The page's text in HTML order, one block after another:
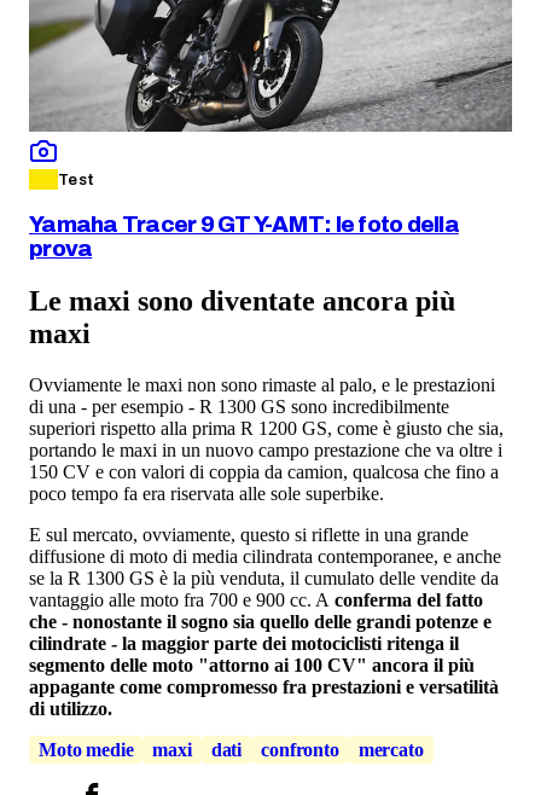
Test
Yamaha Tracer 9 GT Y-AMT: le foto della
prova
Le maxi sono diventate ancora più
maxi
Ovviamente le maxi non sono rimaste al palo, e le prestazioni
di una - per esempio - R 1300 GS sono incredibilmente
superiori rispetto alla prima R 1200 GS, come è giusto che sia,
portando le maxi in un nuovo campo prestazione che va oltre i
150 CV e con valori di coppia da camion, qualcosa che fino a
poco tempo fa era riservata alle sole superbike.
E sul mercato, ovviamente, questo si riflette in una grande
diffusione di moto di media cilindrata contemporanee, e anche
se la R 1300 GS è la più venduta, il cumulato delle vendite da
vantaggio alle moto fra 700 e 900 cc. A conferma del fatto
che - nonostante il sogno sia quello delle grandi potenze e
cilindrate - la maggior parte dei motociclisti ritenga il
segmento delle moto "attorno ai 100 CV" ancora il più
appagante come compromesso fra prestazioni e versatilità
di utilizzo.
Moto medie
maxi dati confronto mercato